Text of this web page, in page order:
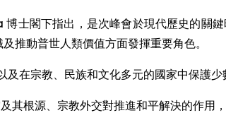
閣下指出，是次峰會於現代歷史的關鍵
推動普世人類價值方面發揮重要角色。
在宗教、民族和文化多元的國家中保護少
根源、宗教外交對推進和平解決的作用